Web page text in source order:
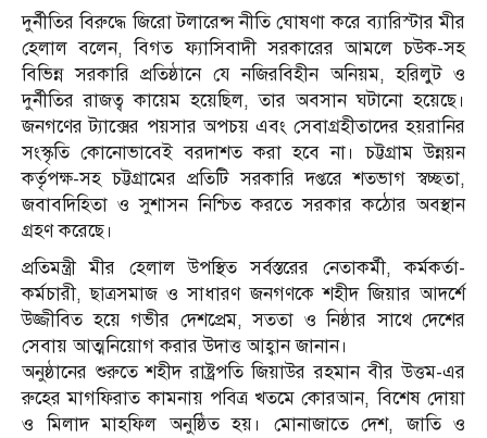
দুর্নীতির বিরুদ্ধে জিরো টলারেন্স নীতি ঘোষণা করে ব্যারিস্টার মীর
হেলাল বলেন, বিগত ফ্যাসিবাদী সরকারের আমলে চউক-সহ
বিভিন্ন সরকারি প্রতিষ্ঠানে যে নজিরবিহীন অনিয়ম, হরিলুট ও
দুর্নীতির রাজত্ব কায়েম হয়েছিল, তার অবসান ঘটানো হয়েছে।
জনগণের ট্যাক্সের পয়সার অপচয় এবং সেবাগ্রহীতাদের হয়রানির
সংস্কৃতি কোনোভাবেই বরদাশত করা হবে না। চট্টগ্রাম উন্নয়ন
কর্তৃপক্ষ-সহ চট্টগ্রামের প্রতিটি সরকারি দপ্তরে শতভাগ স্বচ্ছতা,
জবাবদিহিতা ও সুশাসন নিশ্চিত করতে সরকার কঠোর অবস্থান
গ্রহণ করেছে।
প্রতিমন্ত্রী মীর হেলাল উপস্থিত সর্বস্তরের নেতাকর্মী, কর্মকর্তা-
কর্মচারী, ছাত্রসমাজ ও সাধারণ জনগণকে শহীদ জিয়ার আদর্শে
উজ্জীবিত হয়ে গভীর দেশপ্রেম, সততা ও নিষ্ঠার সাথে দেশের
সেবায় আত্মনিয়োগ করার উদাত্ত আহ্বান জানান।
অনুষ্ঠানের শুরুতে শহীদ রাষ্ট্রপতি জিয়াউর রহমান বীর উত্তম-এর
রুহের মাগফিরাত কামনায় পবিত্র খতমে কোরআন, বিশেষ দোয়া
ও মিলাদ মাহফিল অনুষ্ঠিত হয়। মোনাজাতে দেশ, জাতি ও